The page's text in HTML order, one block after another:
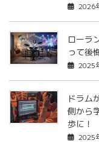
2026
ローラ
って後
2025
ドラム
側から
歩に！
2025